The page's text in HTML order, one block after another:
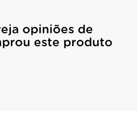
opiniões de
este produto